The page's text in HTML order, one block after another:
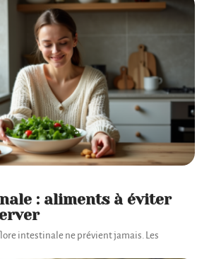
: aliments à éviter
intestinale ne prévient jamais. Les